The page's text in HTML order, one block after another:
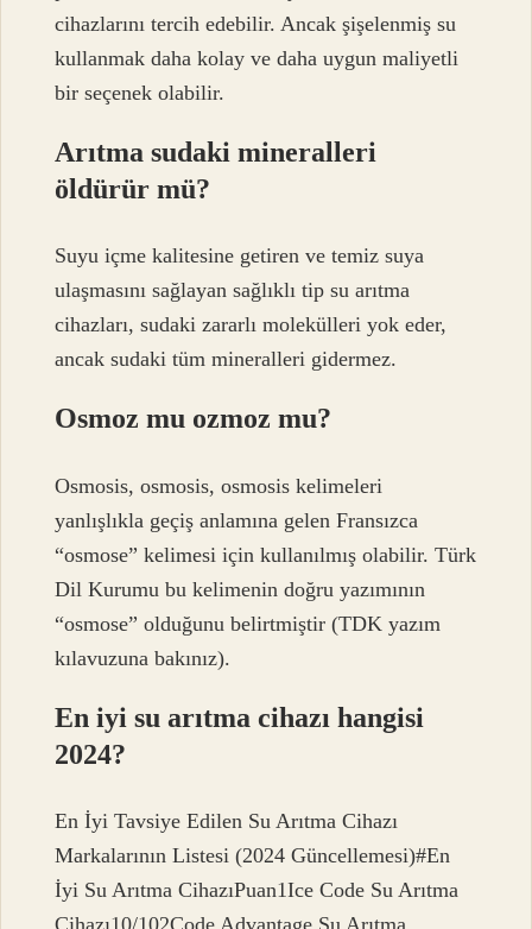
cihazlarını tercih edebilir. Ancak şişelenmiş su
kullanmak daha kolay ve daha uygun maliyetli
bir seçenek olabilir.
Arıtma sudaki mineralleri
öldürür mü?
Suyu içme kalitesine getiren ve temiz suya
ulaşmasını sağlayan sağlıklı tip su arıtma
cihazları, sudaki zararlı molekülleri yok eder,
ancak sudaki tüm mineralleri gidermez.
Osmoz mu ozmoz mu?
Osmosis, osmosis, osmosis kelimeleri
yanlışlıkla geçiş anlamına gelen Fransızca
“osmose” kelimesi için kullanılmış olabilir. Türk
Dil Kurumu bu kelimenin doğru yazımının
“osmose” olduğunu belirtmiştir (TDK yazım
kılavuzuna bakınız).
En iyi su arıtma cihazı hangisi
2024?
En İyi Tavsiye Edilen Su Arıtma Cihazı
Markalarının Listesi (2024 Güncellemesi)#En
İyi Su Arıtma CihazıPuan1Ice Code Su Arıtma